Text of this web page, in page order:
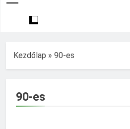
Kezdőlap » 90-es
90-es